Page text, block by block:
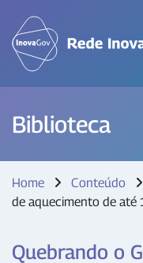
Biblioteca
Home Conteúdo
de aquecimento de até
Quebrando o